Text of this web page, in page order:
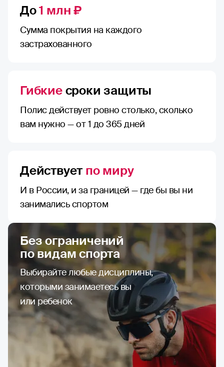
До1 млн ₽
Сумма покрытия на каждого
застрахованного
Гибкиесроки защиты
Полис действует ровно столько, сколько
вам нужно — от 1 до 365 дней
Действует по миру
И в России, и за границей — где бы вы ни
занимались спортом
Без ограничений
по видам спорта
Выбирайте любые дисциплины,
которыми занимаетесь вы
или ребенок